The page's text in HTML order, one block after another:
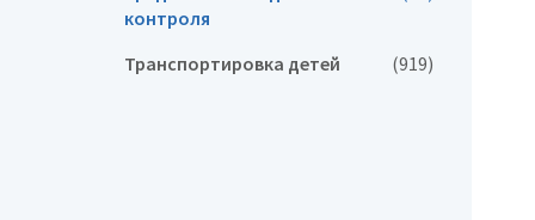
контроля
Транспортировка детей (919)